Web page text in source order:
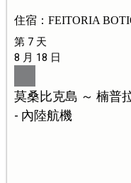
住宿：FEITORIA
第 7 天
8 月 18 日
莫桑比克島 ～ 楠普
- 內陸航機